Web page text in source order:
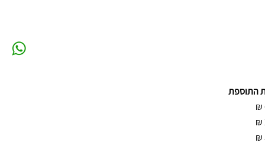
התוספת
₪
₪
₪